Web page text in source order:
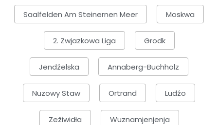
Saalfelden Am Steinernen Meer Moskwa
2. Zwjazkowa Liga Grodk
Jendźelska Annaberg-Buchholz
Nuzowy Staw Ortrand Ludźo
Zežiwidła Wuznamjenjenja